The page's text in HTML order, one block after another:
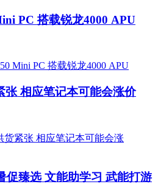
PC 搭载锐龙4000 APU
张 相应笔记本可能会涨价
促臻选 文能助学习 武能打游